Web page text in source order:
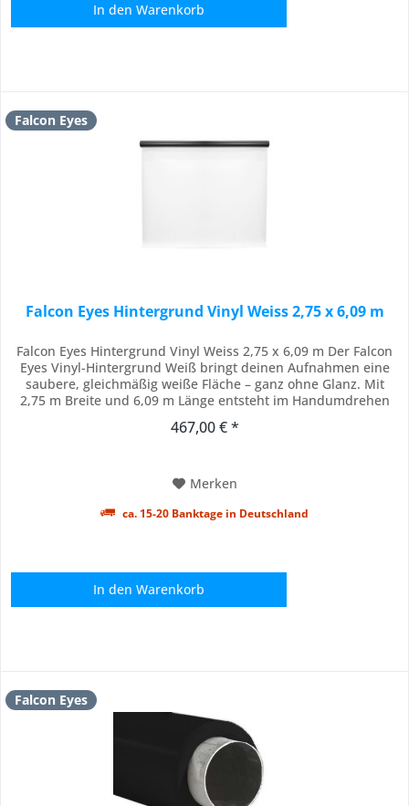
In den Warenkorb
Falcon Eyes
Falcon Eyes Hintergrund Vinyl Weiss 2,75 x 6,09 m
Falcon Eyes Hintergrund Vinyl Weiss 2,75 x 6,09 m Der Falcon
Eyes Vinyl-Hintergrund Weiß bringt deinen Aufnahmen eine
saubere, gleichmäßig weiße Fläche – ganz ohne Glanz. Mit
2,75 m Breite und 6,09 m Länge entsteht im Handumdrehen
Produktfotografie. Vinyl liegt schön flach, blockt Licht
467,00 € *
Merken
ca. 15-20 Banktage in Deutschland
In den Warenkorb
Falcon Eyes